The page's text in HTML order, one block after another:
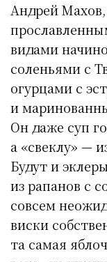
Андрей
видами
соленьями с
огурцами с
и
Он даже суп
а «свеклу» —
Будут и
из рапанов с
совсем
виски
та самая